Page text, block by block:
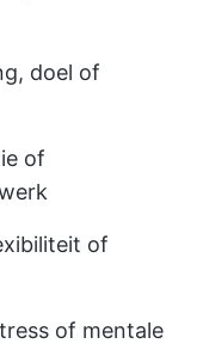
doel of
of
of
of mentale